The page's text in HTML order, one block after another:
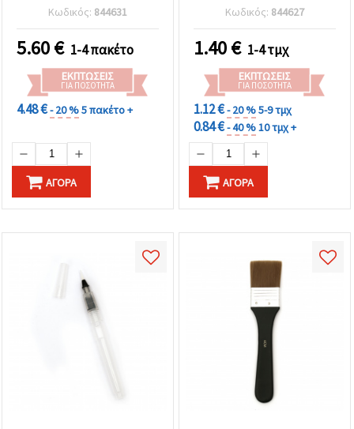
Κωδικός: 844631
5.60€ 1-4 πακέτο
ΕΚΠΤΏΣΕΙΣ
ΓΙΑ ΠΟΣΌΤΗΤΑ
4.48 €- 20 %5 πακέτο +
ΑΓΟΡΆ
Κωδικός: 844627
1.40€ 1-4 τμχ
ΕΚΠΤΏΣΕΙΣ
ΓΙΑ ΠΟΣΌΤΗΤΑ
1.12 €- 20 %5-9 τμχ
0.84 €- 40 %10 τμχ +
ΑΓΟΡΆ